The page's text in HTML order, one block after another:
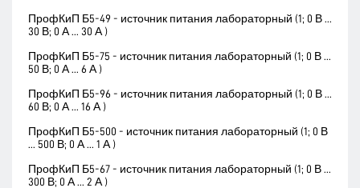
ПрофКиП Б5-49 - источник питания лабораторный (1; 0 В ...
30 В; 0 А ... 30 А )
ПрофКиП Б5-75 - источник питания лабораторный (1; 0 В ...
50 В; 0 А ... 6 А )
ПрофКиП Б5-96 - источник питания лабораторный (1; 0 В ...
60 В; 0 А ... 16 А )
ПрофКиП Б5-500 - источник питания лабораторный (1; 0 В
... 500 В; 0 А ... 1 А )
ПрофКиП Б5-67 - источник питания лабораторный (1; 0 В ...
300 В; 0 А ... 2 А )